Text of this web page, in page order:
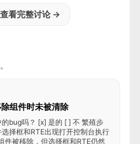
看完整讨论 →
组件时未被清除
bug吗？ [x] 是的 [ ] 不 繁殖步
择框和RTE出现打开控制台执行
被移除，但选择框和RTE仍然